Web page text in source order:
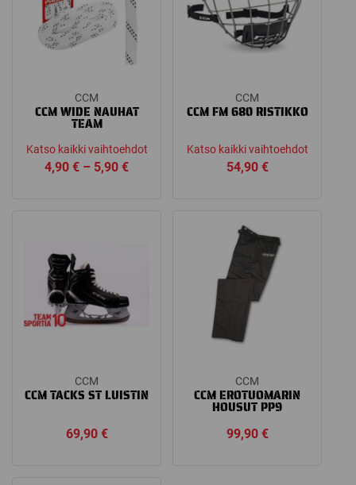
CCM
CCM WIDE NAUHAT
TEAM
Katso kaikki vaihtoehdot
4,90€ – 5,90€Price
CCM
CCM FM 680 RISTIKKO
Katso kaikki vaihtoehdot
54,90 €
CCM
CCM TACKS ST LUISTIN
69,90 €
CCM
CCM EROTUOMARIN
HOUSUT PP9
99,90 €